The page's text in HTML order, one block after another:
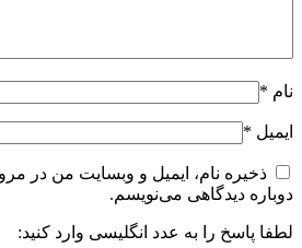
نام *
ایمیل *
ذخیره نام، ایمیل و وبسایت من در
دوباره دیدگاهی می‌نویسم.
لطفا پاسخ را به عدد انگلیسی وارد کنید: